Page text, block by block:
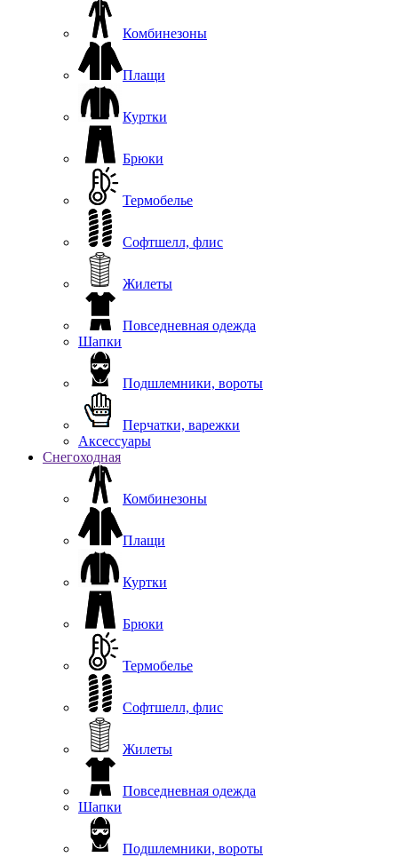
Комбинезоны
Плащи
Куртки
Брюки
Термобелье
Софтшелл, флис
Жилеты
Повседневная одежда
Шапки
Подшлемники, вороты
Перчатки, варежки
Аксессуары
Снегоходная
Комбинезоны
Плащи
Куртки
Брюки
Термобелье
Софтшелл, флис
Жилеты
Повседневная одежда
Шапки
Подшлемники, вороты